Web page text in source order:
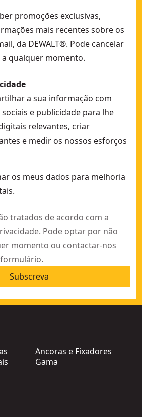
promoções exclusivas,
mais recentes sobre os
da DEWALT®. Pode cancelar
a qualquer momento.
a sua informação com
e publicidade para lhe
relevantes, criar
e medir os nossos esforços
os meus dados para melhoria
tratados de acordo com a
. Pode optar por não
momento ou contactar-nos
formulário.
Subscreva
Âncoras e Fixadores
Gama